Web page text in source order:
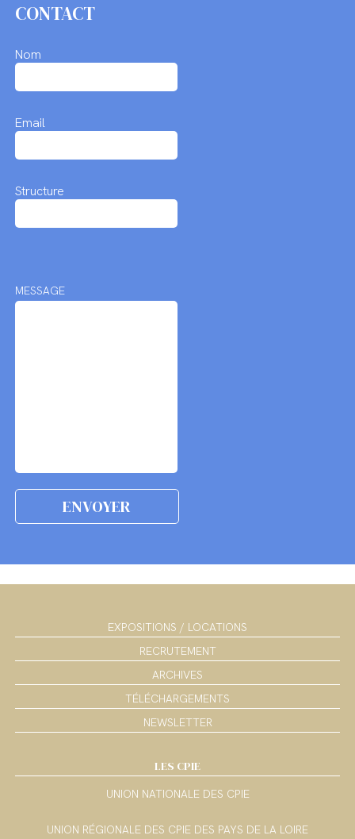
CONTACT
Nom
Email
Structure
MESSAGE
EXPOSITIONS / LOCATIONS
RECRUTEMENT
ARCHIVES
TÉLÉCHARGEMENTS
NEWSLETTER
LES CPIE
UNION NATIONALE DES CPIE
UNION RÉGIONALE DES CPIE DES PAYS DE LA LOIRE